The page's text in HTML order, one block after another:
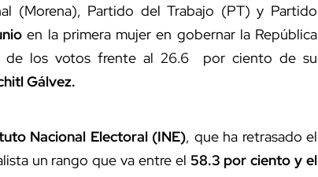
(Morena), Partido del Trabajo (PT) y Partido
en la primera mujer en gobernar la República
de los votos frente al 26.6 por ciento de su
Gálvez.
Nacional Electoral (INE), que ha retrasado el
un rango que va entre el 58.3 por ciento y el